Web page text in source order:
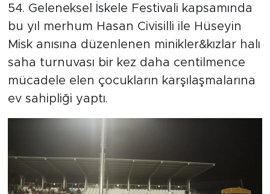
54. Geleneksel İskele Festivali kapsamında
bu yıl merhum Hasan Civisilli ile Hüseyin
Misk anısına düzenlenen minikler&kızlar halı
saha turnuvası bir kez daha centilmence
mücadele elen çocukların karşılaşmalarına
ev sahipliği yaptı.